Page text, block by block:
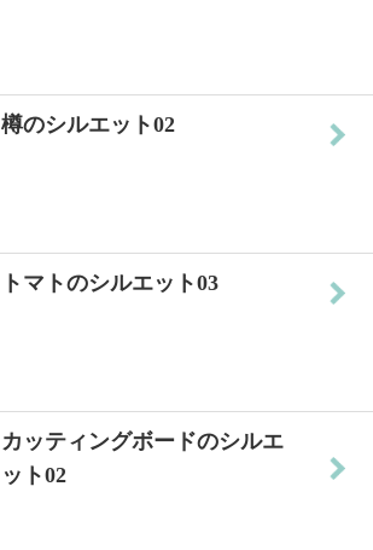
樽のシルエット02
トマトのシルエット03
カッティングボードのシルエ
ット02